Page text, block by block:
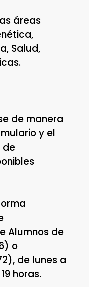
áreas
Salud,
de manera
y el
de
Alumnos de
o
de lunes a
horas.